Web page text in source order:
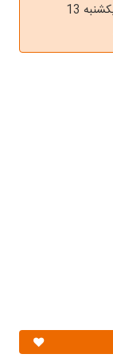
هر قطعه سکه تمام بهار آزادی طرح جدید امروز یکشنبه 13